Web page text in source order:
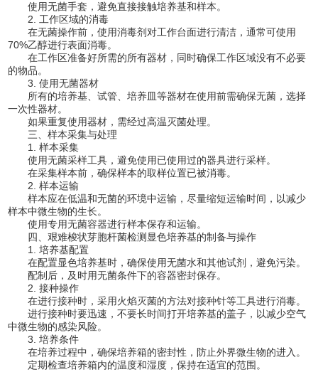
使用无菌手套，避免直接接触培养基和样本。
2. 工作区域的消毒
在无菌操作前，使用消毒剂对工作台面进行清洁，通常可使用
70%乙醇进行表面消毒。
在工作区准备好所需的所有器材，同时确保工作区域没有不必要
的物品。
3. 使用无菌器材
所有的培养基、试管、培养皿等器材在使用前需确保无菌，选择
一次性器材。
如果重复使用器材，需经过高温灭菌处理。
三、样本采集与处理
1. 样本采集
使用无菌采样工具，避免使用已使用过的器具进行采样。
在采集样本前，确保样本的取样位置已被消毒。
2. 样本运输
样本应在低温和无菌的环境中运输，尽量缩短运输时间，以减少
样本中微生物的生长。
使用专用无菌容器进行样本保存和运输。
四、艰难梭状芽胞杆菌检测显色培养基的制备与操作
1. 培养基配置
在配置显色培养基时，确保使用无菌水和其他试剂，避免污染。
配制后，及时用无菌条件下的容器密封保存。
2. 接种操作
在进行接种时，采用火焰灭菌的方法对接种针等工具进行消毒。
进行接种时要迅速，不要长时间打开培养基的盖子，以减少空气
中微生物的感染风险。
3. 培养条件
在培养过程中，确保培养箱的密封性，防止外界微生物的进入。
定期检查培养箱内的温度和湿度，保持在适宜的范围。